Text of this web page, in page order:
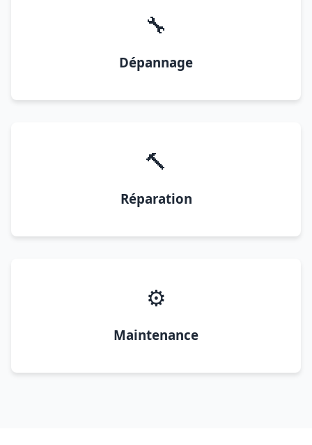
🔧
Dépannage
🔨
Réparation
⚙️
Maintenance